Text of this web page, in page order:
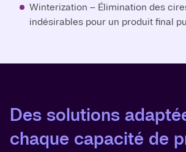
Winterization – Élimination des
indésirables pour un produit final
Des solutions
chaque capacité de